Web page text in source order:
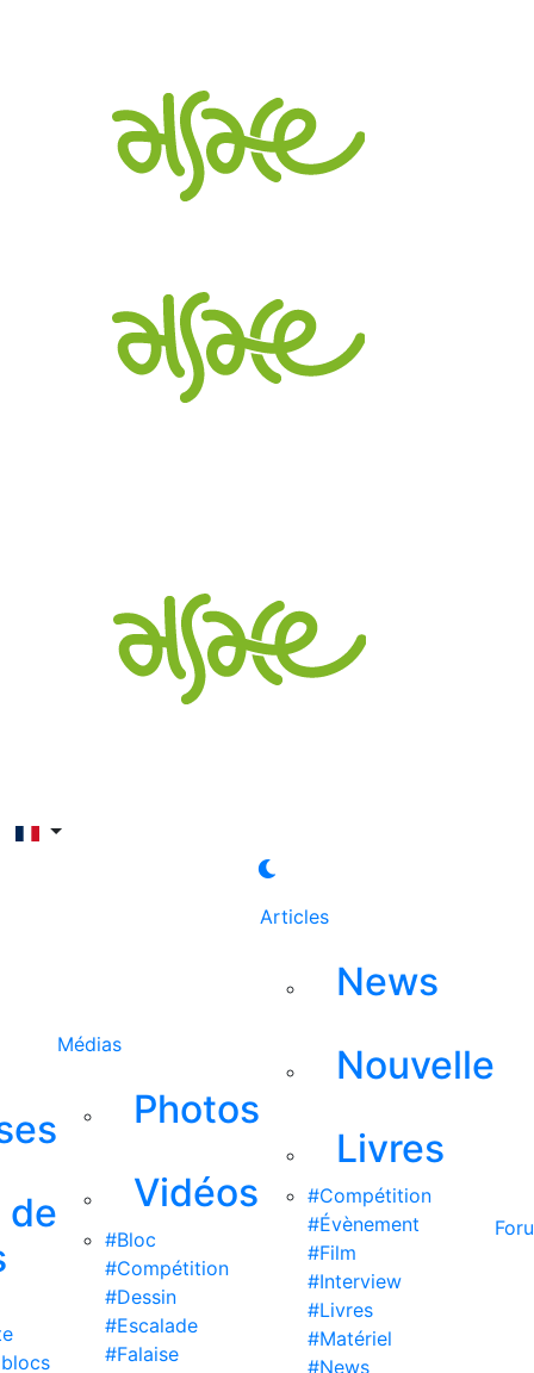
de
Médias
Photos
Vidéos
#Bloc
#Compétition
#Dessin
#Escalade
#Falaise
Articles
News
Nouvelle
Livres
#Compétition
#Évènement
#Film
#Interview
#Livres
#Matériel
#News